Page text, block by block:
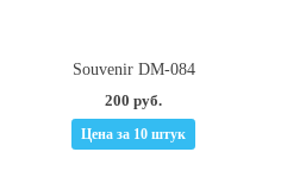
Souvenir DM-084
200 руб.
Цена за 10 штук